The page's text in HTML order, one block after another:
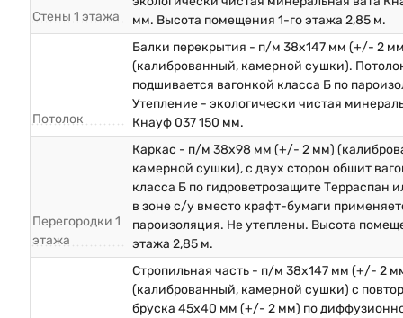
Стены 1 этажа
мм. Высота помещения 1-го этажа 2,85 м.
Потолок
Балки перекрытия - п/м 38х147 мм (+/- 2
(калиброванный, камерной сушки).
подшивается вагонкой класса Б по
Утепление - экологически чистая
Кнауф 037 150 мм.
Перегородки 1
этажа
Каркас - п/м 38х98 мм (+/- 2 мм)
камерной сушки), с двух сторон обшит
класса Б по гидроветрозащите Терраспан
в зоне с/у вместо крафт-бумаги
пароизоляция. Не утеплены. Высота
этажа 2,85 м.
Стропильная часть - п/м 38х147 мм (+/- 2
(калиброванный, камерной сушки) с
бруска 45х40 мм (+/- 2 мм) по